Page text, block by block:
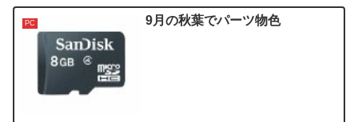
PC 9月の秋葉でパーツ物色